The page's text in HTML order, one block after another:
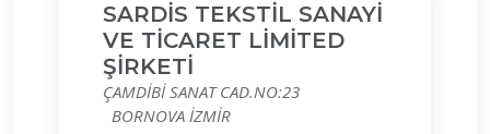
SARDİS TEKSTİL SANAYİ
VE TİCARET LİMİTED
ŞİRKETİ
ÇAMDİBİ SANAT CAD.NO:23
BORNOVA İZMİR